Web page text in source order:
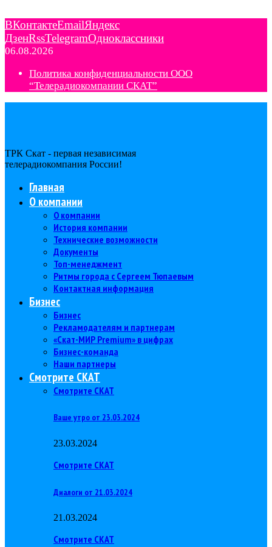
ВКонтактеEmailЯндекс
ДзенRssTelegramОдноклассники
06.08.2026
Политика конфиденциальности ООО
“Телерадиокомпании СКАТ”
ТРК Скат - первая независимая
телерадиокомпания Роcсии!
Главная
О компании
О компании
История компании
Технические возможности
Документы
Топ-менеджмент
Ритмы города с Сергеем Тюпаевым
Контактная информация
Бизнес
Бизнес
Рекламодателям и партнерам
«Скат-МИР Premium» в цифрах
Бизнес-команда
Наши партнеры
Смотрите СКАТ
Смотрите СКАТ
Ваше утро от 23.03.2024
23.03.2024
Смотрите СКАТ
Диалоги от 21.03.2024
21.03.2024
Смотрите СКАТ